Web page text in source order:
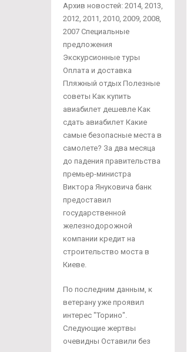
Архив новостей: 2014, 2013,
2012, 2011, 2010, 2009, 2008,
2007 Специальные
предложения
Экскурсионные туры
Оплата и доставка
Пляжный отдых Полезные
советы Как купить
авиабилет дешевле Как
сдать авиабилет Какие
самые безопасные места в
самолете? За два месяца
до падения правительства
премьер-министра
Виктора Януковича банк
предоставил
государственной
железнодорожной
компании кредит на
строительство моста в
Киеве.
По последним данным, к
ветерану уже проявил
интерес "Торино".
Следующие жертвы
очевидны Оставили без